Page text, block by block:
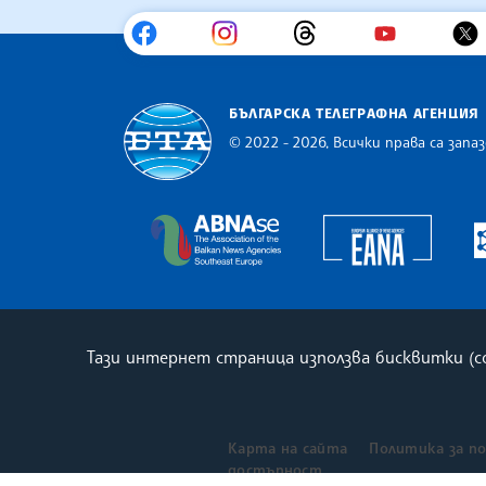
БЪЛГАРСКА ТЕЛЕГРАФНА АГЕНЦИЯ
© 2022 - 2026, Всички права са
The Assocoation of the
Карта на сайта
Политика за
достъпност
Тази интернет страница използва бисквитки